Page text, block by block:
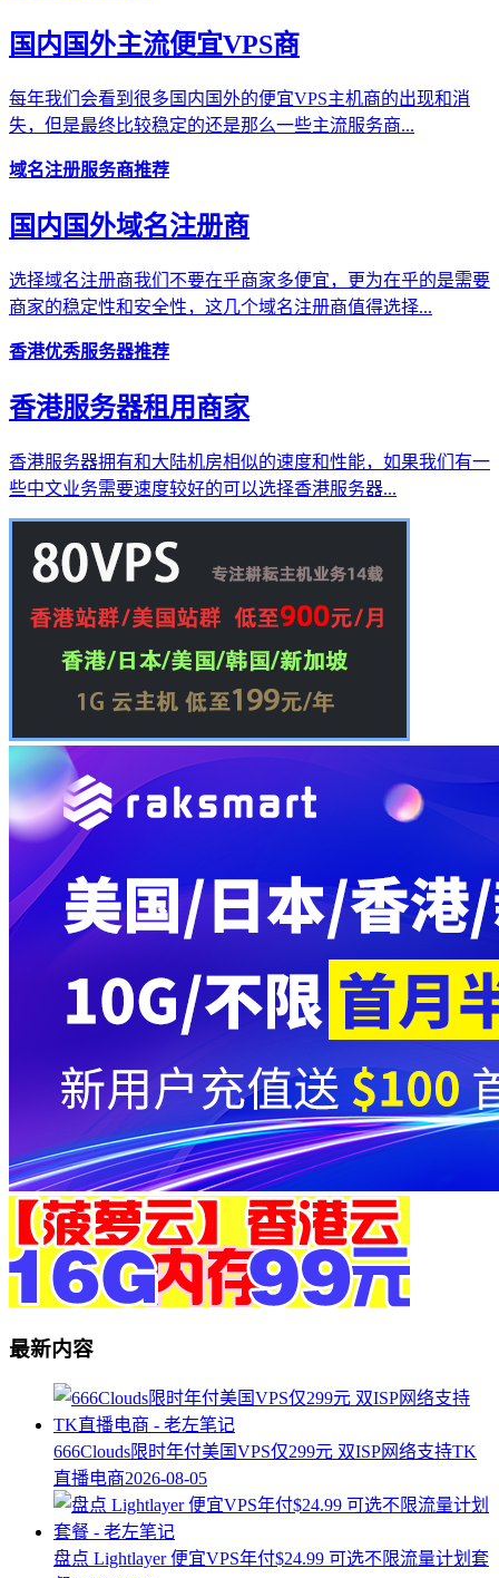
国内国外主流便宜VPS商
每年我们会看到很多国内国外的便宜VPS主机商的出现和消
失，但是最终比较稳定的还是那么一些主流服务商...
域名注册服务商推荐
国内国外域名注册商
选择域名注册商我们不要在乎商家多便宜，更为在乎的是需要
商家的稳定性和安全性，这几个域名注册商值得选择...
香港优秀服务器推荐
香港服务器租用商家
香港服务器拥有和大陆机房相似的速度和性能，如果我们有一
些中文业务需要速度较好的可以选择香港服务器...
最新内容
666Clouds限时年付美国VPS仅299元 双ISP网络支持TK
直播电商2026-08-05
盘点 Lightlayer 便宜VPS年付$24.99 可选不限流量计划套